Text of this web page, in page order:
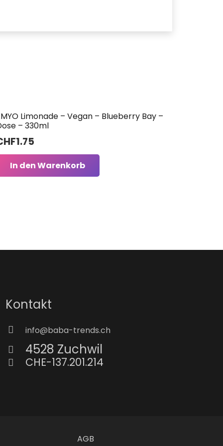
Limonade – Vegan – Blueberry Bay –
– 330ml
1.75
In den Warenkorb
Kontakt
info@baba-trends.ch
4528 Zuchwil
CHE-137.201.214
AGB